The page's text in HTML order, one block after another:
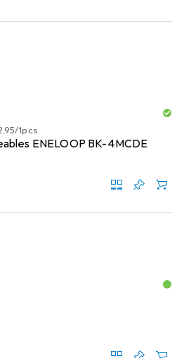
/1pcs
ENELOOP BK-4MCDE